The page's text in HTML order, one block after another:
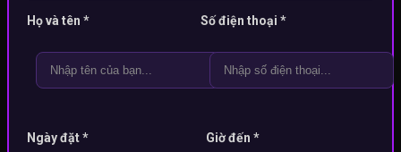
Họ và tên * Số điện thoại *
Ngày đặt * Giờ đến *